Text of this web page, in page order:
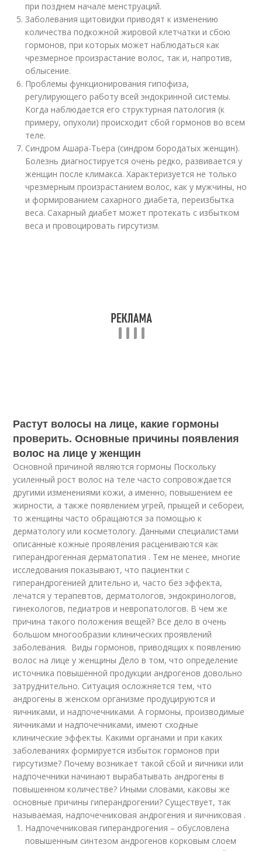
при позднем начале менструаций.
Заболевания щитовидки приводят к изменению
количества подкожной жировой клетчатки и сбою
гормонов, при которых может наблюдаться как
чрезмерное произрастание волос, так и, напротив,
облысение.
Проблемы функционирования гипофиза,
регулирующего работу всей эндокринной системы.
Когда наблюдается его структурная патология (к
примеру, опухоли) происходит сбой гормонов во всем
теле.
Синдром Ашара-Тьера (синдром бородатых женщин).
Болезнь диагностируется очень редко, развивается у
женщин после климакса. Характеризуется не только
чрезмерным произрастанием волос, как у мужчины, но
и формированием сахарного диабета, переизбытка
веса. Сахарный диабет может протекать с избытком
веса и провоцировать гирсутизм.
Растут волосы на лице, какие гормоны
проверить. Основные причины появления
волос на лице у женщин
Основной причиной являются гормоны Поскольку
усиленный рост волос на теле часто сопровождается
другими изменениями кожи, а именно, повышением ее
жирности, а также появлением угрей, прыщей и себореи,
то женщины часто обращаются за помощью к
дерматологу или косметологу. Данными специалистами
описанные кожные проявления расцениваются как
гиперандрогенная дерматопатия . Тем не менее, многие
исследования показывают, что пациентки с
гиперандрогенией длительно и, часто без эффекта,
лечатся у терапевтов, дерматологов, эндокринологов,
гинекологов, педиатров и невропатологов. В чем же
причина такого положения вещей? Все дело в очень
большом многообразии клинических проявлений
заболевания. Виды гормонов, приводящих к появлению
волос на лице у женщины Дело в том, что определение
источника повышенной продукции андрогенов довольно
затруднительно. Ситуация осложняется тем, что
андрогены в женском организме продуцируются и
яичниками, и надпочечниками. А гормоны, производимые
яичниками и надпочечниками, имеют сходные
клинические эффекты. Какими органами и при каких
заболеваниях формируется избыток гормонов при
гирсутизме? Почему возникает такой сбой и яичники или
надпочечники начинают вырабатывать андрогены в
повышенном количестве? Иными словами, каковы же
основные причины гиперандрогении? Существует, так
называемая, надпочечниковая андрогения и яичниковая .
Надпочечниковая гиперандрогения – обусловлена
повышенным синтезом андрогенов корковым слоем